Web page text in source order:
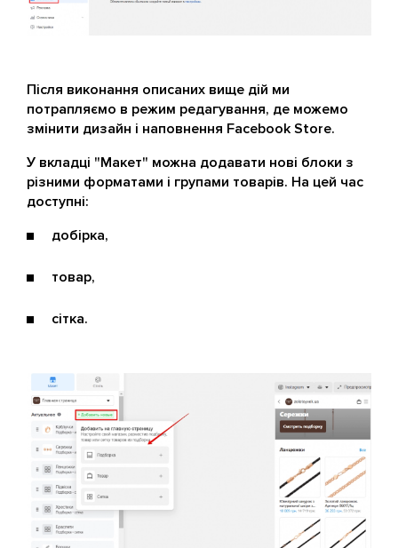
Після виконання описаних вище дій ми
потрапляємо в режим редагування, де можемо
змінити дизайн і наповнення Facebook Store.
У вкладці "Макет" можна додавати нові блоки з
різними форматами і групами товарів. На цей час
доступні:
добірка,
товар,
сітка.